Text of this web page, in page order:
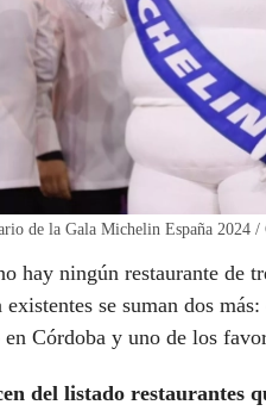
de la Gala Michelin España 2024
hay ningún restaurante de
existentes se suman dos
en Córdoba y uno de los
del listado restaurantes